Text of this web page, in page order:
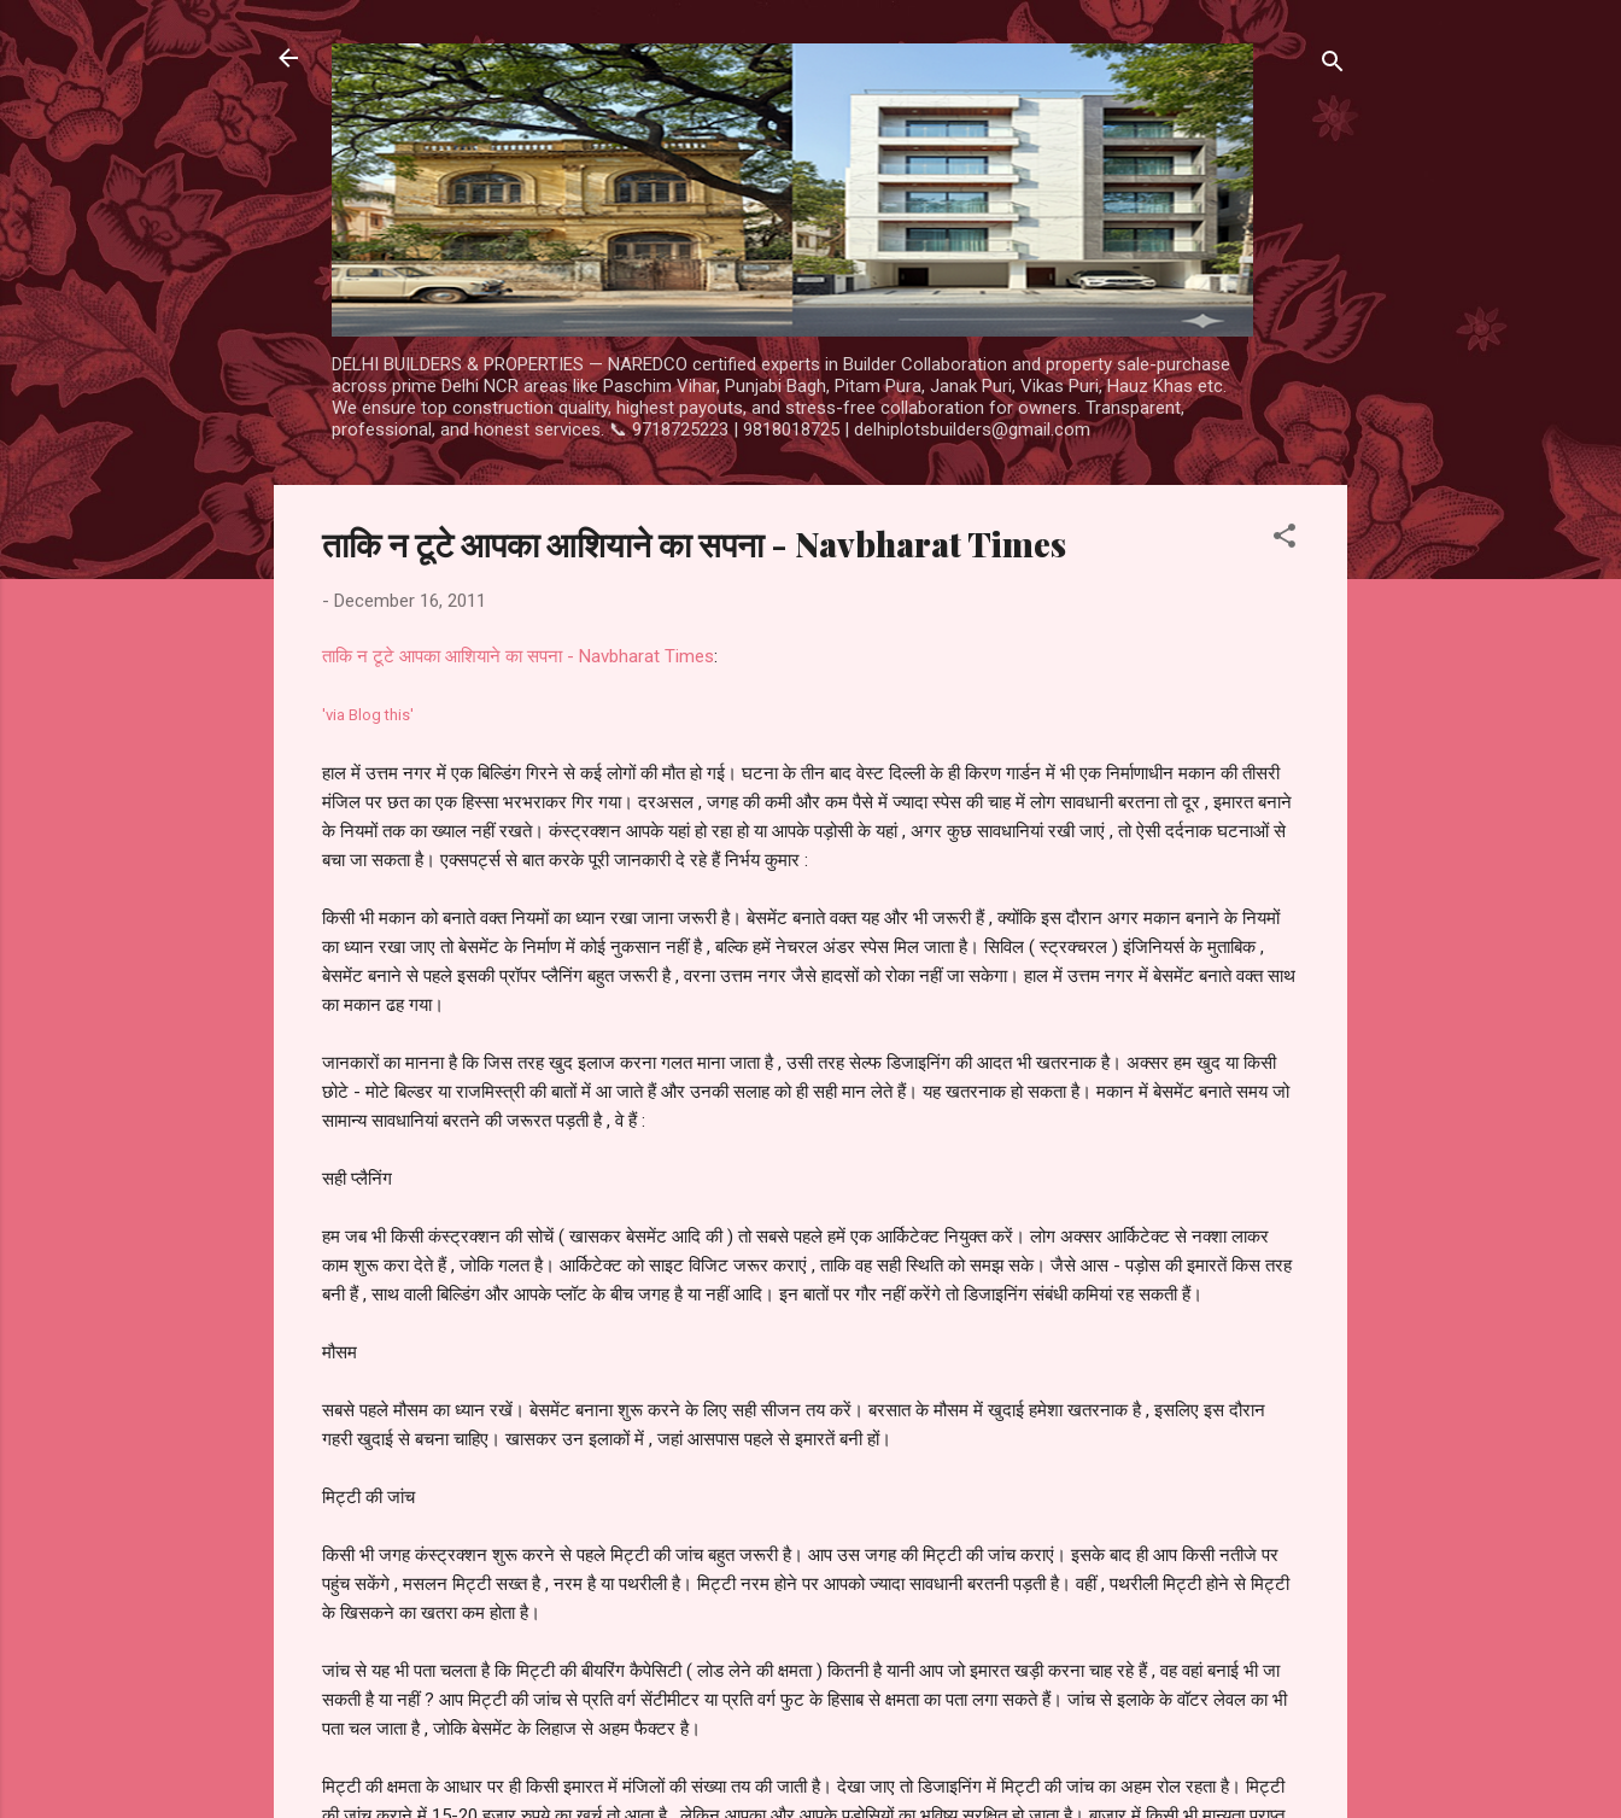
DELHI BUILDERS & PROPERTIES — NAREDCO certified experts in Builder Collaboration and property sale-purchase
across prime Delhi NCR areas like Paschim Vihar, Punjabi Bagh, Pitam Pura, Janak Puri, Vikas Puri, Hauz Khas etc.
We ensure top construction quality, highest payouts, and stress-free collaboration for owners. Transparent,
professional, and honest services. 📞 9718725223 | 9818018725 | delhiplotsbuilders@gmail.com
ताकि न टूटे आपका आशियाने का सपना - Navbharat Times
- December 16, 2011
ताकि न टूटे आपका आशियाने का सपना - Navbharat Times:
'via Blog this'
हाल में उत्तम नगर में एक बिल्डिंग गिरने से कई लोगों की मौत हो गई। घटना के तीन बाद वेस्ट दिल्ली के ही किरण गार्डन में भी एक निर्माणाधीन मकान की तीसरी
मंजिल पर छत का एक हिस्सा भरभराकर गिर गया। दरअसल , जगह की कमी और कम पैसे में ज्यादा स्पेस की चाह में लोग सावधानी बरतना तो दूर , इमारत बनाने
के नियमों तक का ख्याल नहीं रखते। कंस्ट्रक्शन आपके यहां हो रहा हो या आपके पड़ोसी के यहां , अगर कुछ सावधानियां रखी जाएं , तो ऐसी दर्दनाक घटनाओं से
बचा जा सकता है। एक्सपर्ट्स से बात करके पूरी जानकारी दे रहे हैं निर्भय कुमार :
किसी भी मकान को बनाते वक्त नियमों का ध्यान रखा जाना जरूरी है। बेसमेंट बनाते वक्त यह और भी जरूरी हैं , क्योंकि इस दौरान अगर मकान बनाने के नियमों
का ध्यान रखा जाए तो बेसमेंट के निर्माण में कोई नुकसान नहीं है , बल्कि हमें नेचरल अंडर स्पेस मिल जाता है। सिविल ( स्ट्रक्चरल ) इंजिनियर्स के मुताबिक ,
बेसमेंट बनाने से पहले इसकी प्रॉपर प्लैनिंग बहुत जरूरी है , वरना उत्तम नगर जैसे हादसों को रोका नहीं जा सकेगा। हाल में उत्तम नगर में बेसमेंट बनाते वक्त साथ
का मकान ढह गया।
जानकारों का मानना है कि जिस तरह खुद इलाज करना गलत माना जाता है , उसी तरह सेल्फ डिजाइनिंग की आदत भी खतरनाक है। अक्सर हम खुद या किसी
छोटे - मोटे बिल्डर या राजमिस्त्री की बातों में आ जाते हैं और उनकी सलाह को ही सही मान लेते हैं। यह खतरनाक हो सकता है। मकान में बेसमेंट बनाते समय जो
सामान्य सावधानियां बरतने की जरूरत पड़ती है , वे हैं :
सही प्लैनिंग
हम जब भी किसी कंस्ट्रक्शन की सोचें ( खासकर बेसमेंट आदि की ) तो सबसे पहले हमें एक आर्किटेक्ट नियुक्त करें। लोग अक्सर आर्किटेक्ट से नक्शा लाकर
काम शुरू करा देते हैं , जोकि गलत है। आर्किटेक्ट को साइट विजिट जरूर कराएं , ताकि वह सही स्थिति को समझ सके। जैसे आस - पड़ोस की इमारतें किस तरह
बनी हैं , साथ वाली बिल्डिंग और आपके प्लॉट के बीच जगह है या नहीं आदि। इन बातों पर गौर नहीं करेंगे तो डिजाइनिंग संबंधी कमियां रह सकती हैं।
मौसम
सबसे पहले मौसम का ध्यान रखें। बेसमेंट बनाना शुरू करने के लिए सही सीजन तय करें। बरसात के मौसम में खुदाई हमेशा खतरनाक है , इसलिए इस दौरान
गहरी खुदाई से बचना चाहिए। खासकर उन इलाकों में , जहां आसपास पहले से इमारतें बनी हों।
मिट्टी की जांच
किसी भी जगह कंस्ट्रक्शन शुरू करने से पहले मिट्टी की जांच बहुत जरूरी है। आप उस जगह की मिट्टी की जांच कराएं। इसके बाद ही आप किसी नतीजे पर
पहुंच सकेंगे , मसलन मिट्टी सख्त है , नरम है या पथरीली है। मिट्टी नरम होने पर आपको ज्यादा सावधानी बरतनी पड़ती है। वहीं , पथरीली मिट्टी होने से मिट्टी
के खिसकने का खतरा कम होता है।
जांच से यह भी पता चलता है कि मिट्टी की बीयरिंग कैपेसिटी ( लोड लेने की क्षमता ) कितनी है यानी आप जो इमारत खड़ी करना चाह रहे हैं , वह वहां बनाई भी जा
सकती है या नहीं ? आप मिट्टी की जांच से प्रति वर्ग सेंटीमीटर या प्रति वर्ग फुट के हिसाब से क्षमता का पता लगा सकते हैं। जांच से इलाके के वॉटर लेवल का भी
पता चल जाता है , जोकि बेसमेंट के लिहाज से अहम फैक्टर है।
मिट्टी की क्षमता के आधार पर ही किसी इमारत में मंजिलों की संख्या तय की जाती है। देखा जाए तो डिजाइनिंग में मिट्टी की जांच का अहम रोल रहता है। मिट्टी